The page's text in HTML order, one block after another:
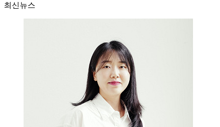
최신뉴스